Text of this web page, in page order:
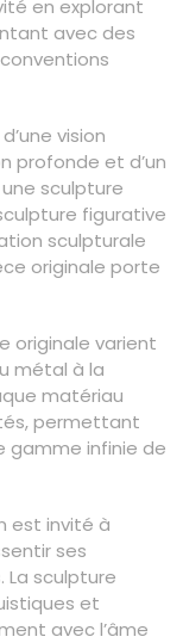
en explorant
avec des
vision
profonde et d’un
sculpture
figurative
sculpturale
originale porte
originale varient
métal à la
matériau
permettant
gamme infinie de
est invité à
ses
sculpture
et
avec l’âme